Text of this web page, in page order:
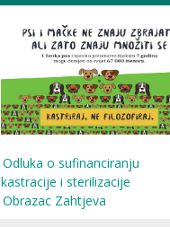
Odluka o sufinanciranju
kastracije i sterilizacije
Obrazac Zahtjeva